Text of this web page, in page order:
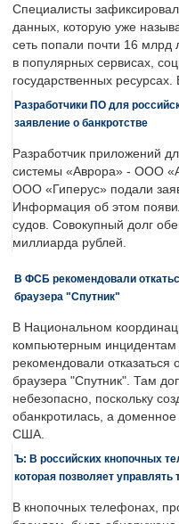
Специалисты
данных, которую уже
сеть попали почти 16 млрд
в популярных сервисах,
государственных
Разработчики ПО для
заявление о банкротстве
Разработчик приложений
системы «Аврора» - ООО
ООО «Гиперус» подали
Информация об этом
судов. Совокупный долг
миллиарда рублей.
В ФСБ рекомендовали
браузера "Спутник"
В Национальном
компьютерным
рекомендовали отказаться
браузера "Спутник". Там
небезопасно, поскольку
обанкротилась, а
США.
Ъ: В российских кнопочных
которая позволяет
В кнопочных телефонах,